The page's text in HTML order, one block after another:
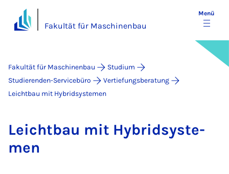
Fakultät für Maschinenbau
Menü
Fakultät für Maschinenbau
Studium
Studierenden-Servicebüro
Vertiefungsberatung
Leichtbau mit Hybridsystemen
Leicht­bau mit Hy­brid­sys­te­
men